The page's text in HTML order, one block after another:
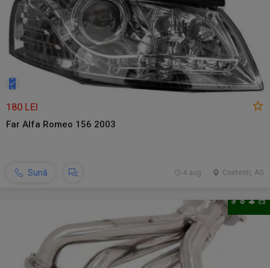
180 LEI
Far Alfa Romeo 156 2003
Sună Costesti, AG
4 aug.